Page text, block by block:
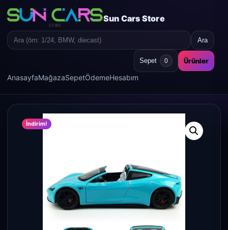
Sun Cars Store
AnasayfaMağazaSepetÖdemeHesabım
Search
Ara
Sepet 0 Ürünler
İndirim!